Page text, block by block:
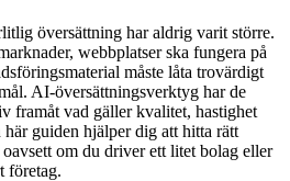
översättning har aldrig varit större.
webbplatser ska fungera på
måste låta trovärdigt
AI-översättningsverktyg har de
framåt vad gäller kvalitet, hastighet
här guiden hjälper dig att hitta rätt
om du driver ett litet bolag eller
företag.